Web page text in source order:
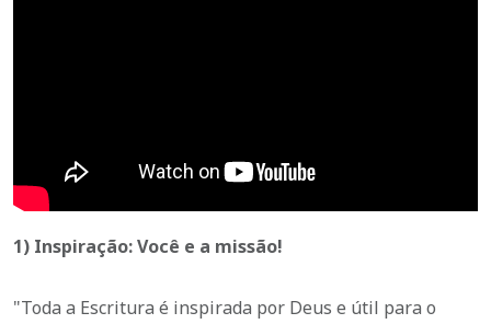
1) Inspiração: Você e a missão!
"Toda a Escritura é inspirada por Deus e útil para o